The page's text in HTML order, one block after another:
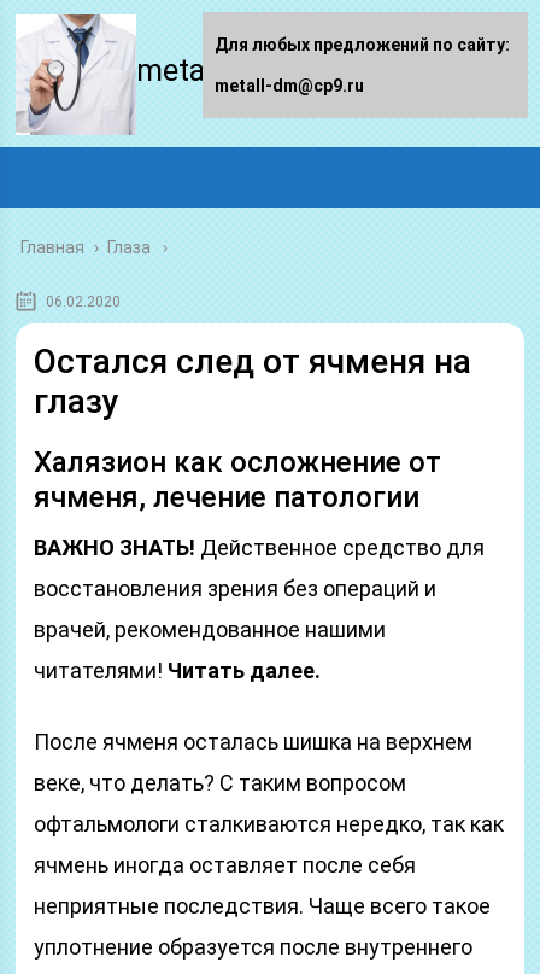
metall-dm.ru
Главная › Глаза
06.02.2020
Остался след от ячменя на
глазу
Халязион как осложнение от
ячменя, лечение патологии
ВАЖНО ЗНАТЬ! Действенное средство для
восстановления зрения без операций и
врачей, рекомендованное нашими
читателями! Читать далее.
После ячменя осталась шишка на верхнем
веке, что делать? С таким вопросом
офтальмологи сталкиваются нередко, так как
ячмень иногда оставляет после себя
неприятные последствия. Чаще всего такое
уплотнение образуется после внутреннего
Для любых предложений по сайту:
metall-dm@cp9.ru